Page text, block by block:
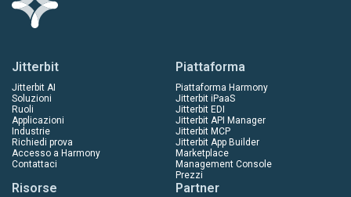
Jitterbit
Jitterbit AI
Soluzioni
Ruoli
Applicazioni
Industrie
Richiedi prova
Accesso a Harmony
Contattaci
Piattaforma
Piattaforma Harmony
Jitterbit iPaaS
Jitterbit EDI
Jitterbit API Manager
Jitterbit MCP
Jitterbit App Builder
Marketplace
Management Console
Prezzi
Risorse Partner